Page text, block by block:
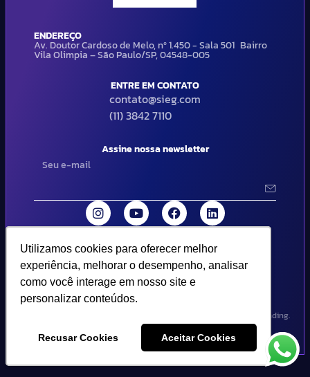
Utilizamos cookies para oferecer melhor
experiência, melhorar o desempenho, analisar
como você interage em nosso site e
personalizar conteúdos.
Recusar Cookies Aceitar Cookies
Utilizamos cookies para oferecer melhor
experiência, melhorar o desempenho, analisar
como você interage em nosso site e
personalizar conteúdos.
Recusar Cookies Aceitar Cookies
ENDEREÇO
Av. Doutor Cardoso de Melo, nº 1.450 - Sala 501 Bairro
Vila Olimpia – São Paulo/SP, 04548-005
ENTRE EM CONTATO
contato@sieg.com
(11) 3842 7110
Assine nossa newsletter
© 2024 SIEG Soluções Fiscais Estratégicas. Todos os direitos
reservados | Termos de uso e política de privacidade..
Design por Empória Branding.